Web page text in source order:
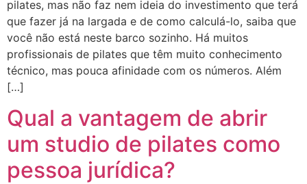
pilates, mas não faz nem ideia do investimento que terá
que fazer já na largada e de como calculá-lo, saiba que
você não está neste barco sozinho. Há muitos
profissionais de pilates que têm muito conhecimento
técnico, mas pouca afinidade com os números. Além
[…]
Qual a vantagem de abrir
um studio de pilates como
pessoa jurídica?